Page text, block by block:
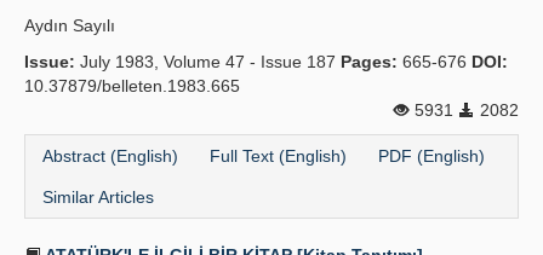
Aydın Sayılı
Issue: July 1983, Volume 47 - Issue 187 Pages: 665-676 DOI:
10.37879/belleten.1983.665
5931
2082
Abstract (English) Full Text (English) PDF (English)
Similar Articles